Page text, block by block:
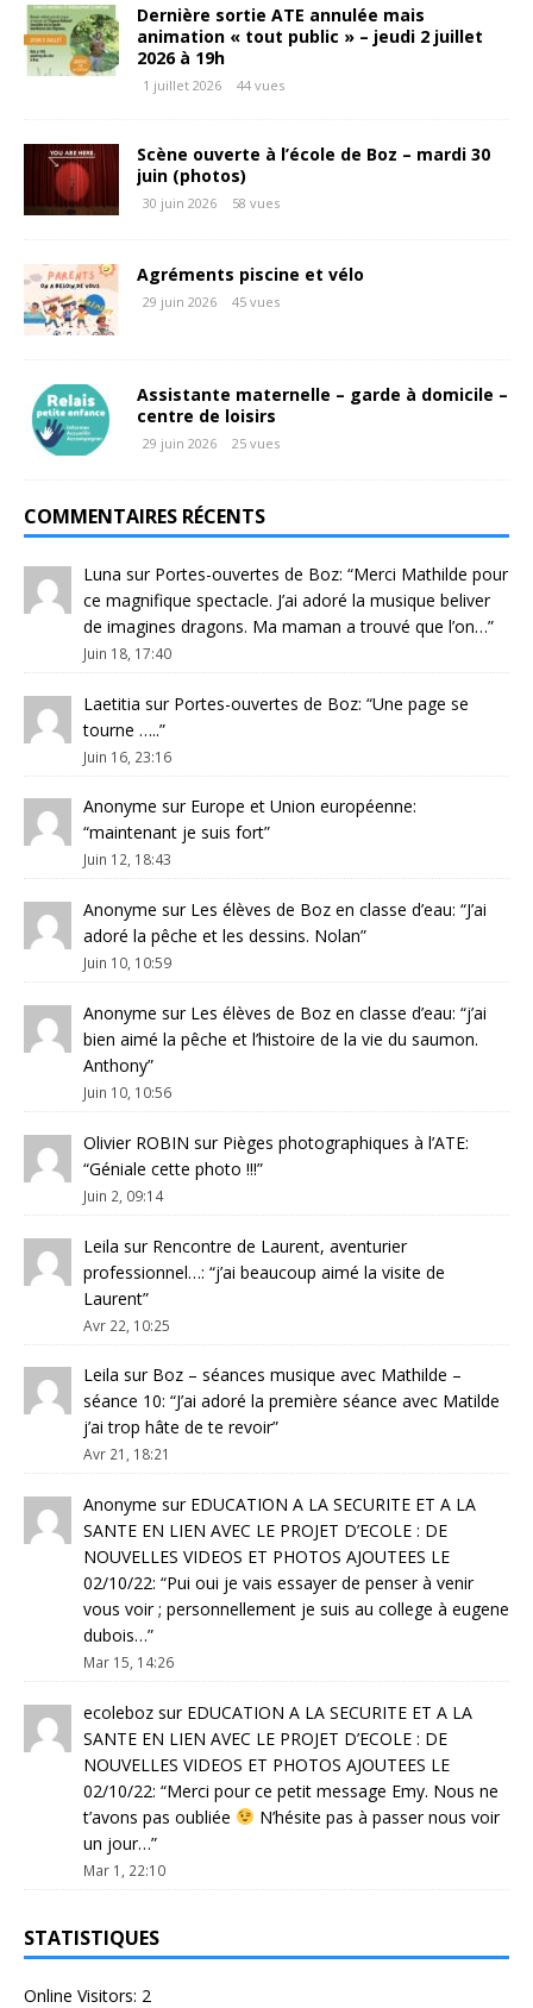
Dernière sortie ATE annulée mais
animation « tout public » – jeudi 2 juillet
2026 à 19h
1 juillet 2026 44 vues
Scène ouverte à l’école de Boz – mardi 30
juin (photos)
30 juin 2026 58 vues
Agréments piscine et vélo
29 juin 2026 45 vues
Assistante maternelle – garde à domicile –
centre de loisirs
29 juin 2026 25 vues
COMMENTAIRES RÉCENTS
Luna sur Portes-ouvertes de Boz: “Merci Mathilde pour
ce magnifique spectacle. J’ai adoré la musique beliver
de imagines dragons. Ma maman a trouvé que l’on…”
Juin 18, 17:40
Laetitia sur Portes-ouvertes de Boz: “Une page se
tourne …..”
Juin 16, 23:16
Anonyme sur Europe et Union européenne:
“maintenant je suis fort”
Juin 12, 18:43
Anonyme sur Les élèves de Boz en classe d’eau: “J’ai
adoré la pêche et les dessins. Nolan”
Juin 10, 10:59
Anonyme sur Les élèves de Boz en classe d’eau: “j’ai
bien aimé la pêche et l’histoire de la vie du saumon.
Anthony”
Juin 10, 10:56
Olivier ROBIN sur Pièges photographiques à l’ATE:
“Géniale cette photo !!!”
Juin 2, 09:14
Leila sur Rencontre de Laurent, aventurier
professionnel…: “j’ai beaucoup aimé la visite de
Laurent”
Avr 22, 10:25
Leila sur Boz – séances musique avec Mathilde –
séance 10: “J’ai adoré la première séance avec Matilde
j’ai trop hâte de te revoir”
Avr 21, 18:21
Anonyme sur EDUCATION A LA SECURITE ET A LA
SANTE EN LIEN AVEC LE PROJET D’ECOLE : DE
NOUVELLES VIDEOS ET PHOTOS AJOUTEES LE
02/10/22: “Pui oui je vais essayer de penser à venir
vous voir ; personnellement je suis au college à eugene
dubois…”
Mar 15, 14:26
ecoleboz sur EDUCATION A LA SECURITE ET A LA
SANTE EN LIEN AVEC LE PROJET D’ECOLE : DE
NOUVELLES VIDEOS ET PHOTOS AJOUTEES LE
02/10/22: “Merci pour ce petit message Emy. Nous ne
t’avons pas oubliée
N’hésite pas à passer nous voir
un jour…”
Mar 1, 22:10
STATISTIQUES
Online Visitors: 2